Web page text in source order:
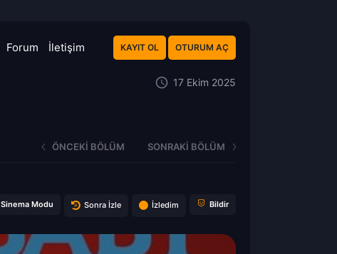
Forum İletişim KAYIT OL OTURUM AÇ
17 Ekim 2025
ÖNCEKI BÖLÜM SONRAKI BÖLÜM
Sinema Modu Sonra İzle İzledim Bildir